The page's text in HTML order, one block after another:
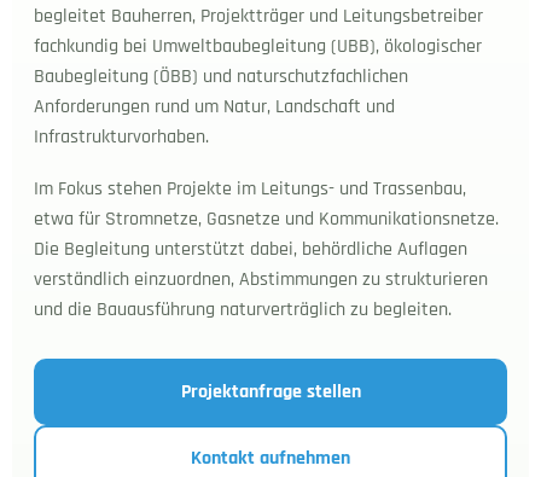
begleitet Bauherren, Projektträger und Leitungsbetreiber
fachkundig bei Umweltbaubegleitung (UBB), ökologischer
Baubegleitung (ÖBB) und naturschutzfachlichen
Anforderungen rund um Natur, Landschaft und
Infrastrukturvorhaben.
Im Fokus stehen Projekte im Leitungs- und Trassenbau,
etwa für Stromnetze, Gasnetze und Kommunikationsnetze.
Die Begleitung unterstützt dabei, behördliche Auflagen
verständlich einzuordnen, Abstimmungen zu strukturieren
und die Bauausführung naturverträglich zu begleiten.
Projektanfrage stellen
Kontakt aufnehmen